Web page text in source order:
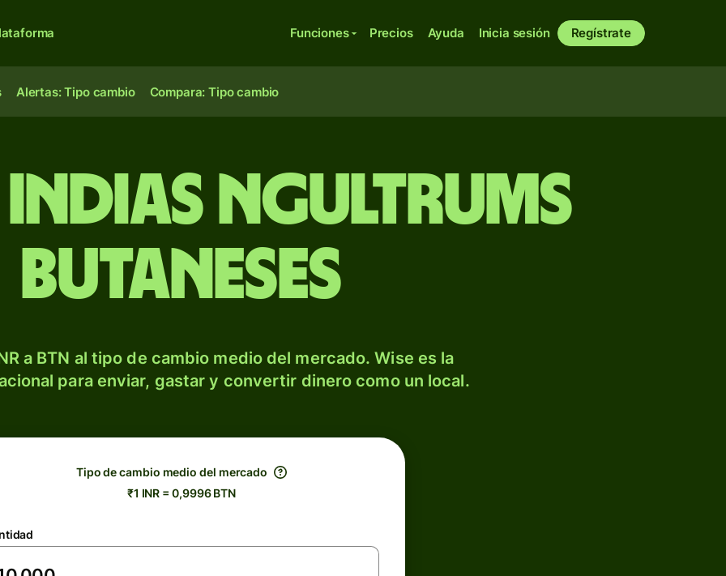
Funciones Precios Ayuda Inicia sesión Regístrate
Alertas: Tipo cambio Compara: Tipo cambio
indias ngultrums
butaneses
a BTN al tipo de cambio medio del mercado. Wise es la
para enviar, gastar y convertir dinero como un local.
Tipo de cambio medio del mercado
₹1 INR = 0,9996 BTN